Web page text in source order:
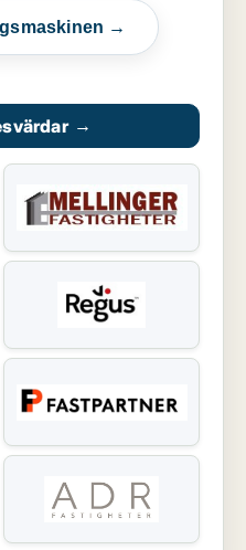
→
→